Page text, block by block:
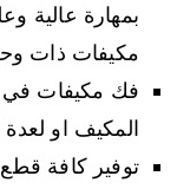
بمهارة عالية
مكيفات ذات
فك مكيفات في
المكيف او
توفير كافة قطع